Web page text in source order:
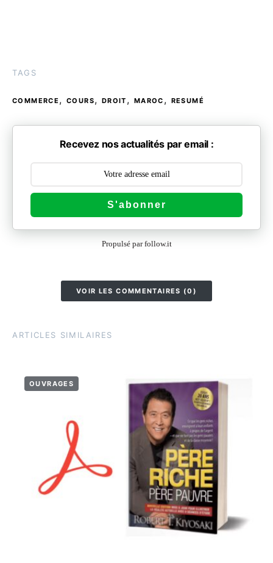
TAGS
COMMERCE , COURS, DROIT , MAROC , RESUMÉ
Recevez nos actualités par email :
S'abonner
Propulsé par follow.it
VOIR LES COMMENTAIRES (0)
ARTICLES SIMILAIRES
OUVRAGES